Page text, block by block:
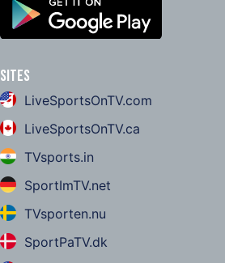
Sites
LiveSportsOnTV.com
LiveSportsOnTV.ca
TVsports.in
SportImTV.net
TVsporten.nu
SportPaTV.dk